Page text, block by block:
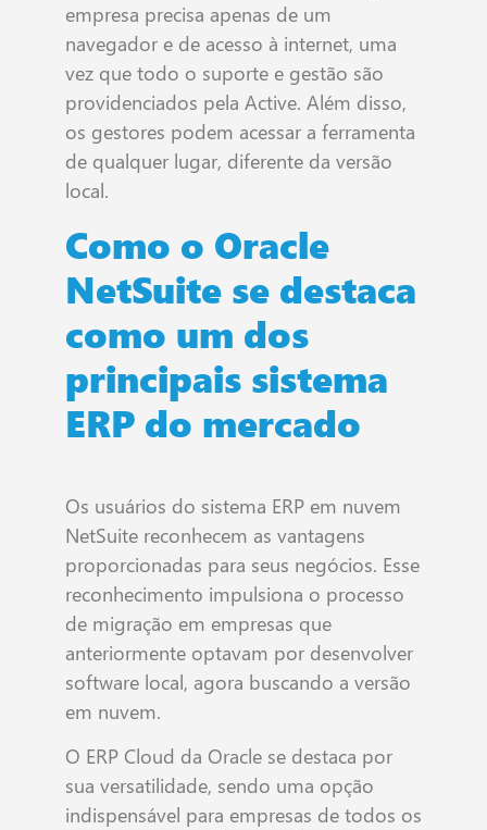
empresa precisa apenas de um
navegador e de acesso à internet, uma
vez que todo o suporte e gestão são
providenciados pela Active. Além disso,
os gestores podem acessar a ferramenta
de qualquer lugar, diferente da versão
local.
Como o Oracle
NetSuite se destaca
como um dos
principais sistema
ERP do mercado
Os usuários do sistema ERP em nuvem
NetSuite reconhecem as vantagens
proporcionadas para seus negócios. Esse
reconhecimento impulsiona o processo
de migração em empresas que
anteriormente optavam por desenvolver
software local, agora buscando a versão
em nuvem.
O ERP Cloud da Oracle se destaca por
sua versatilidade, sendo uma opção
indispensável para empresas de todos os